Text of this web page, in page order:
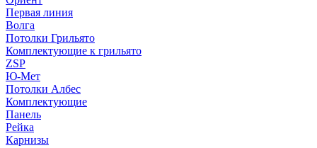
Первая линия
Волга
Потолки Грильято
Комплектующие к грильято
ZSP
Ю-Мет
Потолки Албес
Комплектующие
Панель
Рейка
Карнизы